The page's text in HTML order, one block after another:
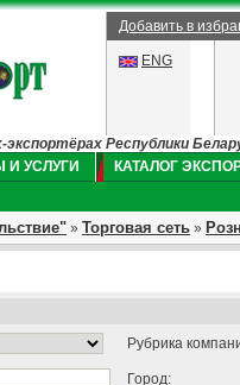
Добавить в
ENG
Республики
И УСЛУГИ
КАТАЛОГ
» Торговая сеть »
Рубрика
Город: